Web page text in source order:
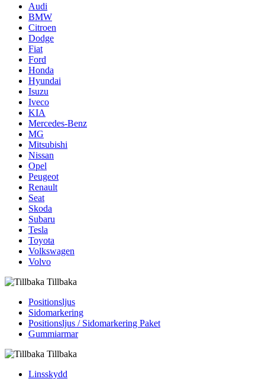
Audi
BMW
Citroen
Dodge
Fiat
Ford
Honda
Hyundai
Isuzu
Iveco
KIA
Mercedes-Benz
MG
Mitsubishi
Nissan
Opel
Peugeot
Renault
Seat
Skoda
Subaru
Tesla
Toyota
Volkswagen
Volvo
Tillbaka
Positionsljus
Sidomarkering
Positionsljus / Sidomarkering Paket
Gummiarmar
Tillbaka
Linsskydd